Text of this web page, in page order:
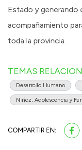
Estado y
acompañamiento
toda la provincia.
TEMAS
Desarrollo Humano
Niñez, Adolescencia y
COMPARTIR EN: